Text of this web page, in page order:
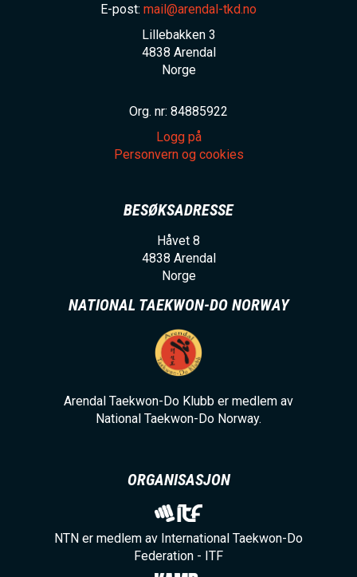
E-post: mail@arendal-tkd.no
Lillebakken 3
4838 Arendal
Norge
Org. nr: 84885922
Logg på
Personvern og cookies
BESØKSADRESSE
Håvet 8
4838 Arendal
Norge
NATIONAL TAEKWON-DO NORWAY
Arendal Taekwon-Do Klubb er medlem av
National Taekwon-Do Norway.
ORGANISASJON
NTN er medlem av International Taekwon-Do
Federation - ITF